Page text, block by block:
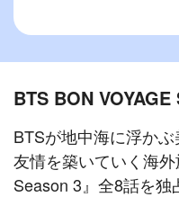
BTS BON
BTSが地中海に浮か
友情を築いていく海
Season 3』全8話を独